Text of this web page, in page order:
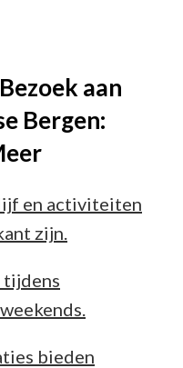
aan
Bergen:
en activiteiten
zijn.
tijdens
bieden